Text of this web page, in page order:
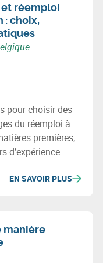
réemploi
: choix,
pour choisir des
du réemploi à
premières,
d’expérience
EN SAVOIR PLUS
manière